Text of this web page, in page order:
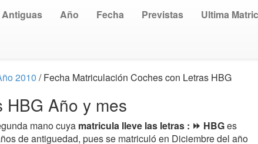
Antiguas Año Fecha Previstas Ultima
2010 / Fecha Matriculación Coches con Letras HBG
HBG Año y mes
mano cuya matricula lleve las letras : ⏩ HBGes
de antiguedad, pues se matriculó en Diciembre del año